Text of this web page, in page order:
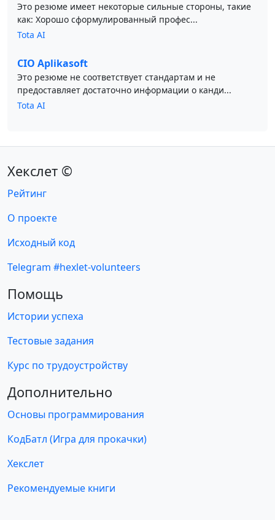
Это резюме имеет некоторые сильные стороны, такие
как: Хорошо сформулированный профес...
Tota AI
CIO Aplikasoft
Это резюме не соответствует стандартам и не
предоставляет достаточно информации о канди...
Tota AI
Хекслет ©
Рейтинг
О проекте
Исходный код
Telegram #hexlet-volunteers
Помощь
Истории успеха
Тестовые задания
Курс по трудоустройству
Дополнительно
Основы программирования
КодБатл (Игра для прокачки)
Хекслет
Рекомендуемые книги